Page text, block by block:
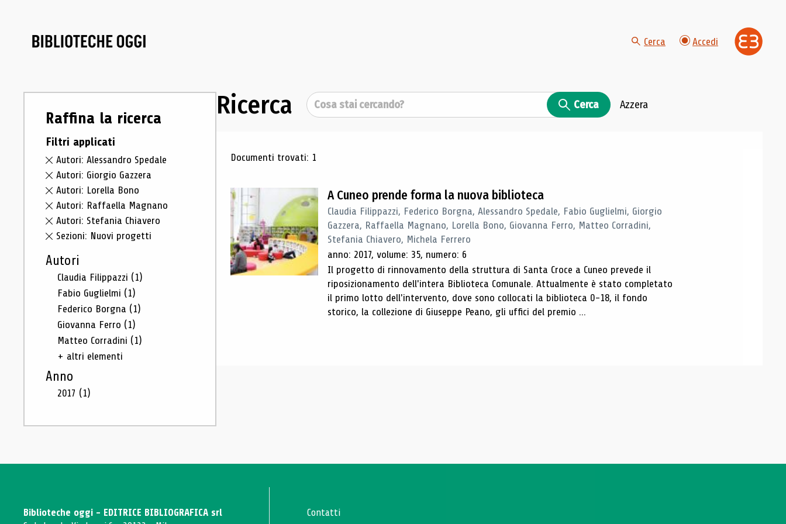
Cerca Accedi
Raffina la ricerca
Filtri applicati
Autori: Alessandro Spedale
Autori: Giorgio Gazzera
Autori: Lorella Bono
Autori: Raffaella Magnano
Autori: Stefania Chiavero
Sezioni: Nuovi progetti
Autori
Claudia Filippazzi (1)
Fabio Guglielmi (1)
Federico Borgna (1)
Giovanna Ferro (1)
Matteo Corradini (1)
+ altri elementi
Anno
2017 (1)
Ricerca Cerca Cerca Azzera
Risultati di ricerca
Documenti trovati: 1
A Cuneo prende forma la nuova biblioteca
Claudia Filippazzi, Federico Borgna, Alessandro Spedale, Fabio Guglielmi, Giorgio
Gazzera, Raffaella Magnano, Lorella Bono, Giovanna Ferro, Matteo Corradini,
Stefania Chiavero, Michela Ferrero
anno: 2017, volume: 35, numero: 6
Il progetto di rinnovamento della struttura di Santa Croce a Cuneo prevede il
riposizionamento dell'intera Biblioteca Comunale. Attualmente è stato completato
il primo lotto dell'intervento, dove sono collocati la biblioteca 0-18, il fondo
storico, la collezione di Giuseppe Peano, gli uffici del premio ...
Biblioteche oggi - EDITRICE BIBLIOGRAFICA srl
Contatti